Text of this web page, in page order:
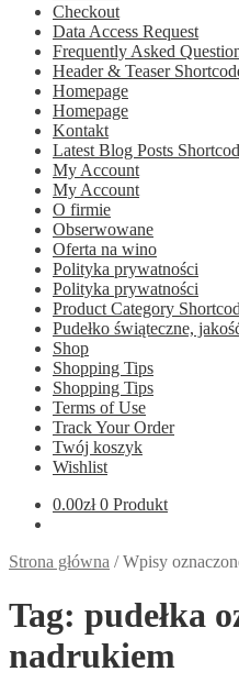
Checkout
Data Access Request
Frequently Asked
Header & Teaser
Homepage
Homepage
Kontakt
Latest Blog Posts
My Account
My Account
O firmie
Obserwowane
Oferta na wino
Polityka prywatności
Polityka prywatności
Product Category
Pudełko świąteczne,
Shop
Shopping Tips
Shopping Tips
Terms of Use
Track Your Order
Twój koszyk
Wishlist
0.00zł 0 Produkt
Strona główna /Wpisy
Tag: pudełka
nadrukiem